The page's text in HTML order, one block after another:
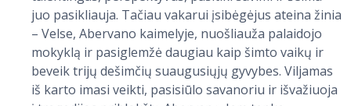
juo pasikliauja. Tačiau vakarui įsibėgėjus ateina žinia
– Velse, Abervano kaimelyje, nuošliauža palaidojo
mokyklą ir pasiglemžė daugiau kaip šimto vaikų ir
beveik trijų dešimčių suaugusiųjų gyvybes. Viljamas
iš karto imasi veikti, pasisiūlo savanoriu ir išvažiuoja